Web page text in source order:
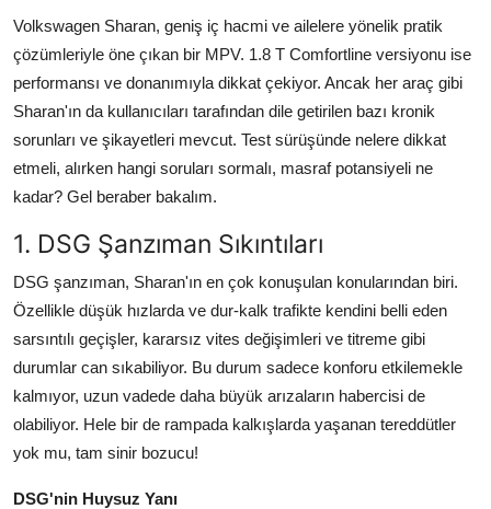
Aydınlatma & Görüş
Şanzıman & Aktarma
Dizel Sistemler
Multimedya & Elektronik
Volkswagen Sharan, geniş iç hacmi ve ailelere yönelik pratik
çözümleriyle öne çıkan bir MPV. 1.8 T Comfortline versiyonu ise
performansı ve donanımıyla dikkat çekiyor. Ancak her araç gibi
Sharan'ın da kullanıcıları tarafından dile getirilen bazı kronik
sorunları ve şikayetleri mevcut. Test sürüşünde nelere dikkat
etmeli, alırken hangi soruları sormalı, masraf potansiyeli ne
kadar? Gel beraber bakalım.
1. DSG Şanzıman Sıkıntıları
DSG şanzıman, Sharan'ın en çok konuşulan konularından biri.
Özellikle düşük hızlarda ve dur-kalk trafikte kendini belli eden
sarsıntılı geçişler, kararsız vites değişimleri ve titreme gibi
durumlar can sıkabiliyor. Bu durum sadece konforu etkilemekle
kalmıyor, uzun vadede daha büyük arızaların habercisi de
olabiliyor. Hele bir de rampada kalkışlarda yaşanan tereddütler
yok mu, tam sinir bozucu!
DSG'nin Huysuz Yanı